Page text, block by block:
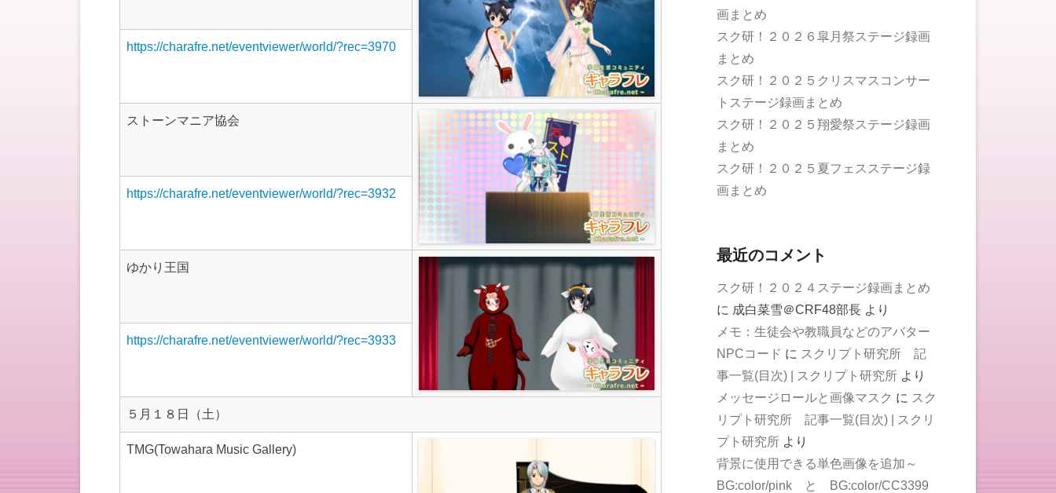
https://charafre.net/eventviewer/world/?rec=3970
ストーンマニア協会
https://charafre.net/eventviewer/world/?rec=3932
ゆかり王国
https://charafre.net/eventviewer/world/?rec=3933
５月１８日（土）
TMG(Towahara Music Gallery)
画まとめ
スク研！２０２６皐月祭ステージ録画
まとめ
スク研！２０２５クリスマスコンサー
トステージ録画まとめ
スク研！２０２５翔愛祭ステージ録画
まとめ
スク研！２０２５夏フェスステージ録
画まとめ
最近のコメント
スク研！２０２４ステージ録画まとめ
に 成白菜雪＠CRF48部長 より
メモ：生徒会や教職員などのアバター
NPCコード に スクリプト研究所 記
事一覧(目次) | スクリプト研究所 より
メッセージロールと画像マスク に スク
リプト研究所 記事一覧(目次) | スクリ
プト研究所 より
背景に使用できる単色画像を追加～
BG:color/pink と BG:color/CC3399